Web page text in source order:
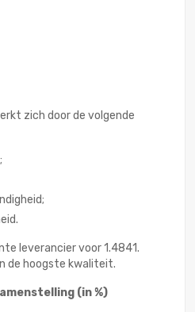
zich door de volgende
leverancier voor 1.4841.
de hoogste kwaliteit.
(in %)